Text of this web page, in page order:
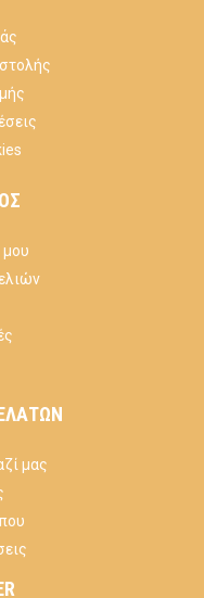
μας